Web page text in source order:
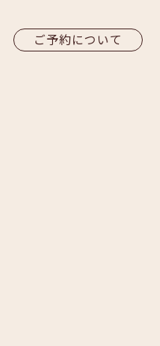
ご予約について